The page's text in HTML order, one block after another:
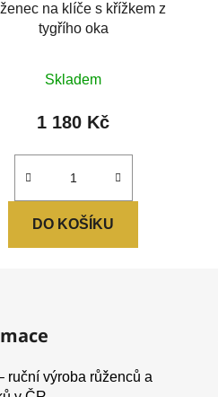
na klíče s křížkem z
tygřího oka
Skladem
1 180 Kč
DO KOŠÍKU
ruční výroba růženců a